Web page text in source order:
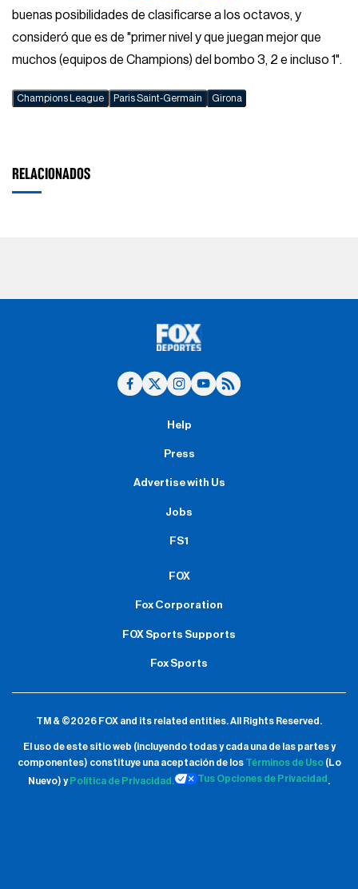
buenas posibilidades de clasificarse a los octavos, y
consideró que es de "primer nivel y que juegan mejor que
muchos (equipos de Champions) del bombo 3, 2 e incluso 1".
Champions League Paris Saint-Germain Girona
RELACIONADOS
Help
Press
Advertise with Us
Jobs
FS1
FOX
Fox Corporation
FOX Sports Supports
Fox Sports
TM & ©2026 FOX and its related entities.All Rights Reserved.
El uso de este sitio web (incluyendo todas y cada una de las partes y
componentes) constituye una aceptación de los Términos de Uso(Lo
Nuevo) y Política de Privacidad. Tus Opciones de Privacidad .